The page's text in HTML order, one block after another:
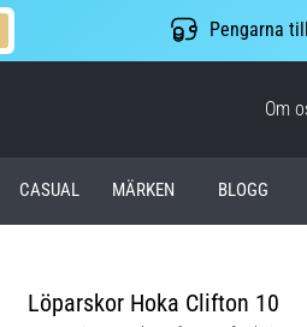
Pengarna
Om
CASUAL MÄRKEN BLOGG
Löparskor Hoka Clifton 10